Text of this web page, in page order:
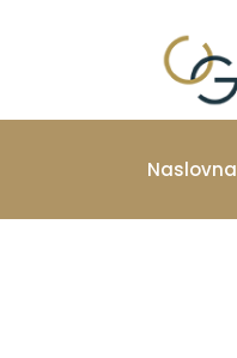
Naslovna